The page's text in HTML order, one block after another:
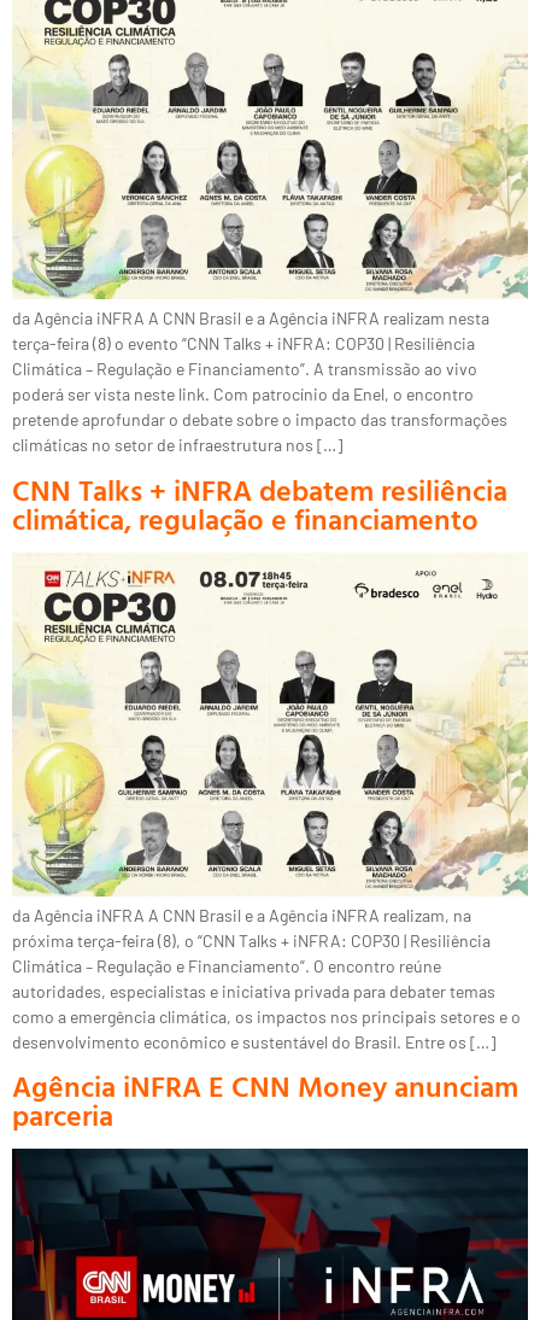
da Agência iNFRA A CNN Brasil e a Agência iNFRA realizam nesta
terça-feira (8) o evento “CNN Talks + iNFRA: COP30 | Resiliência
Climática – Regulação e Financiamento”. A transmissão ao vivo
poderá ser vista neste link. Com patrocínio da Enel, o encontro
pretende aprofundar o debate sobre o impacto das transformações
climáticas no setor de infraestrutura nos […]
CNN Talks + iNFRA debatem resiliência
climática, regulação e financiamento
da Agência iNFRA A CNN Brasil e a Agência iNFRA realizam, na
próxima terça-feira (8), o “CNN Talks + iNFRA: COP30 | Resiliência
Climática – Regulação e Financiamento”. O encontro reúne
autoridades, especialistas e iniciativa privada para debater temas
como a emergência climática, os impactos nos principais setores e o
desenvolvimento econômico e sustentável do Brasil. Entre os […]
Agência iNFRA E CNN Money anunciam
parceria